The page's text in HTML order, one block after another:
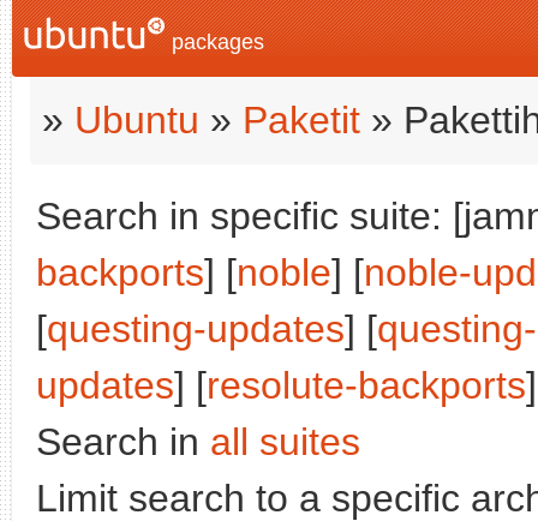
packages
» Ubuntu » Paketit »
Search in specific suite:
backports] [noble] [noble-
[questing-updates] [
updates] [resolute-backports
Search in all suites
Limit search to a specific